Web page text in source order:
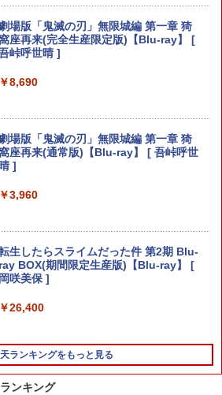
2025年 スイッチ2モデル用 スリムケース
持ち運び キャリングケース 耐衝撃 薄型
ードポーチ ゲームカード12枚収納 ア
クセサリーポーチ
￥2,653
寝たままメガネ メガネ オーバーグラス
ろ寝メガネ 眼鏡 怠け者メガネ プリズ
首 負担 軽減 スマホ 読書 TV が楽しめ
仰向け プリズム メガネ 反射メガネ ミ
ラー 鏡 便利グッズ 眼鏡をかけたまま 装
着OK ゴロ寝
￥2,980
Lies of P：コンプリート エディション
￥6,782
天堂 【Switch2】スーパーマリオブラ
ザーズ ワンダー Nintendo Switch 2 Edi
ローラー用 ガラスフィルム付き 強化ガ
ラス 保護ケース ハードケース 収納バッ
軽量 手提げかばん 液晶保護高透過率
キズ 飛散防止
￥2,380
【当店独自で＋P10倍★要エントリー】
中古】[PS5] ユニコーンオーバーロー
(Unicorn Overlord) 通常版 アトラス
￥3,080
DEATH STRANDING 2: ON THE BEAC
H
￥4,889
特典】超新時空ゲイム ネプテューヌ∞
PS5版(【早期購入外付特典】【DLC】
場版「鬼滅の刃」無限城編 第一章 猗
窩座再来(完全生産限定版)【Blu-ray】 [
峠呼世晴 ]
￥8,690
場版「鬼滅の刃」無限城編 第一章 猗
窩座再来(通常版)【Blu-ray】 [ 吾峠呼世
]
￥3,960
生したらスライムだった件 第2期 Blu-
ray BOX(期間限定生産版)【Blu-ray】 [
岡咲美保 ]
￥26,400
ランキングをもっと見る
ンキング